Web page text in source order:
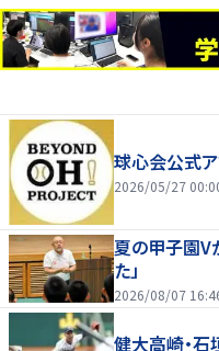
球心会公式ア
2026/05/27
夏の甲子園V
た」
2026/08/07
健大高崎・